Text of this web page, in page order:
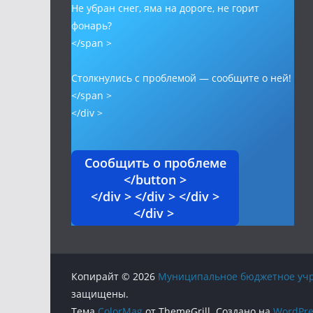
Не убран снег, яма на дороге, не горит
фонарь?
</span >
Столкнулись с проблемой — сообщите о ней!
</span >
</div >
Сообщить о проблеме
</button >
</div > </div > </div >
</div >
Копирайт © 2026 Муниципальное бюджетное
защищены.